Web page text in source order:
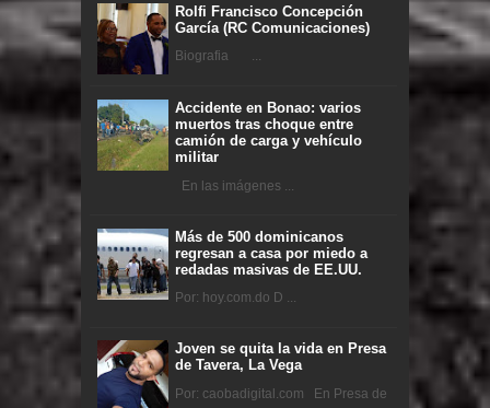
Rolfi Francisco Concepción
García (RC Comunicaciones)
Biografia ...
Accidente en Bonao: varios
muertos tras choque entre
camión de carga y vehículo
militar
En las imágenes ...
Más de 500 dominicanos
regresan a casa por miedo a
redadas masivas de EE.UU.
Por: hoy.com.do D ...
Joven se quita la vida en Presa
de Tavera, La Vega
Por: caobadigital.com En Presa de